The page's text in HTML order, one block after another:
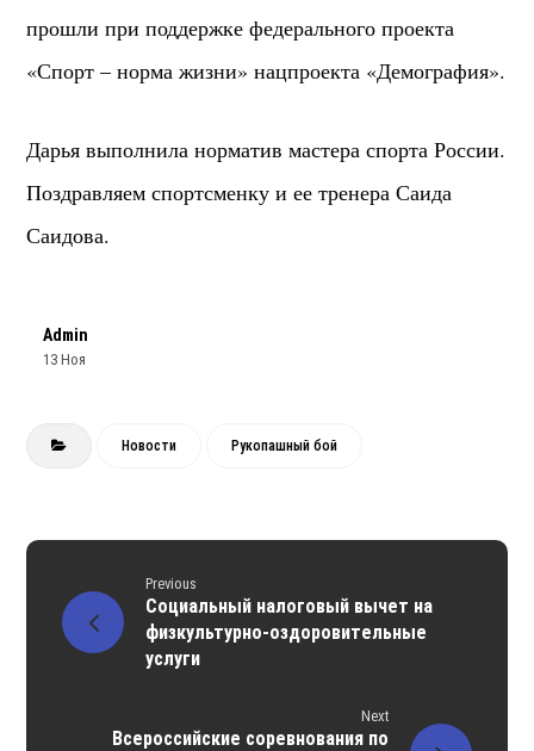
прошли при поддержке федерального проекта
«Спорт – норма жизни» нацпроекта «Демография».
Дарья выполнила норматив мастера спорта России.
Поздравляем спортсменку и ее тренера Саида
Саидова.
Admin
13 Ноя
Новости Рукопашный бой
Previous
Социальный налоговый вычет на
физкультурно-оздоровительные
услуги
Next
Всероссийские соревнования по